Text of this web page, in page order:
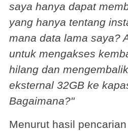
saya hanya dapat
yang hanya tentang
mana data lama saya?
untuk mengakses
hilang dan
eksternal 32GB ke
Bagaimana?"
Menurut hasil